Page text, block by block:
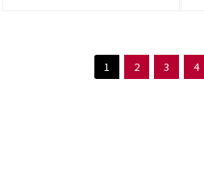
1 2 3 4